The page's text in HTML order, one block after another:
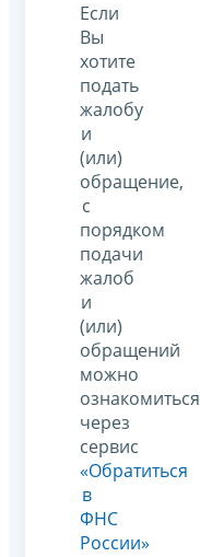
Если
Вы
хотите
подать
жалобу
и
(или)
обращение,
с
порядком
подачи
жалоб
и
(или)
обращений
можно
ознакомиться
через
сервис
«Обратиться
в
ФНС
России»